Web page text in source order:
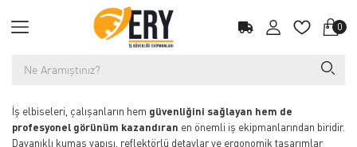
0
İş elbiseleri, çalışanların hem güvenliğini sağlayan hem de
profesyonel görünüm kazandıran en önemli iş ekipmanlarından biridir.
Dayanıklı kumaş yapısı, reflektörlü detaylar ve ergonomik tasarımlar